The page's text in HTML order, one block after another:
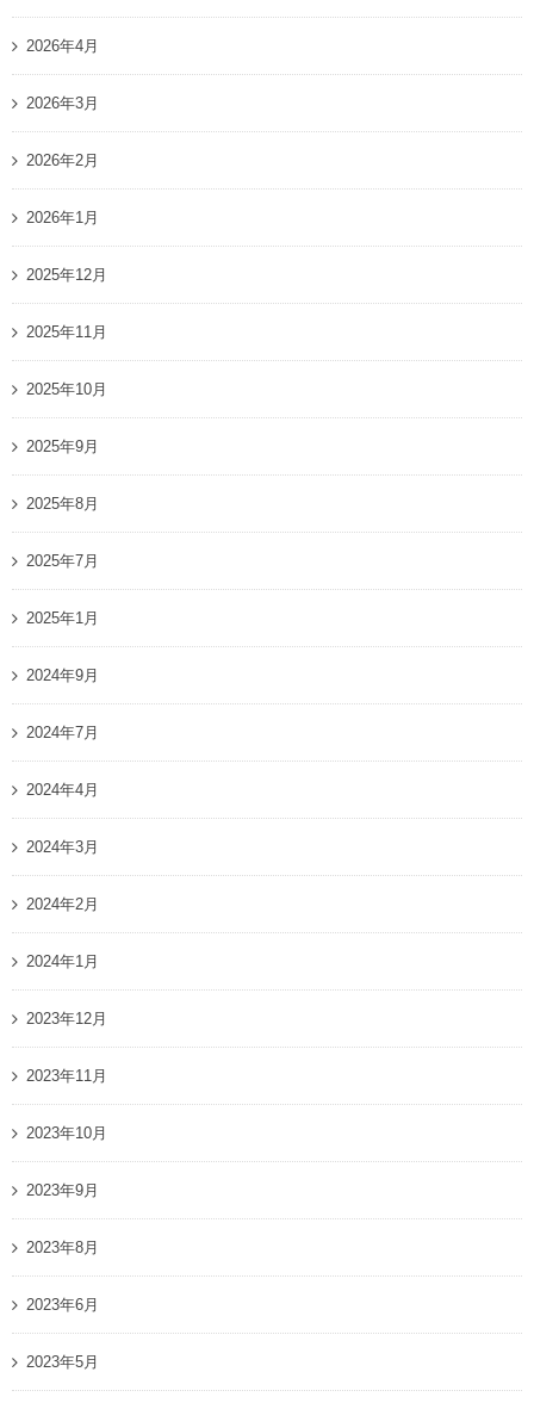
2026年4月
2026年3月
2026年2月
2026年1月
2025年12月
2025年11月
2025年10月
2025年9月
2025年8月
2025年7月
2025年1月
2024年9月
2024年7月
2024年4月
2024年3月
2024年2月
2024年1月
2023年12月
2023年11月
2023年10月
2023年9月
2023年8月
2023年6月
2023年5月